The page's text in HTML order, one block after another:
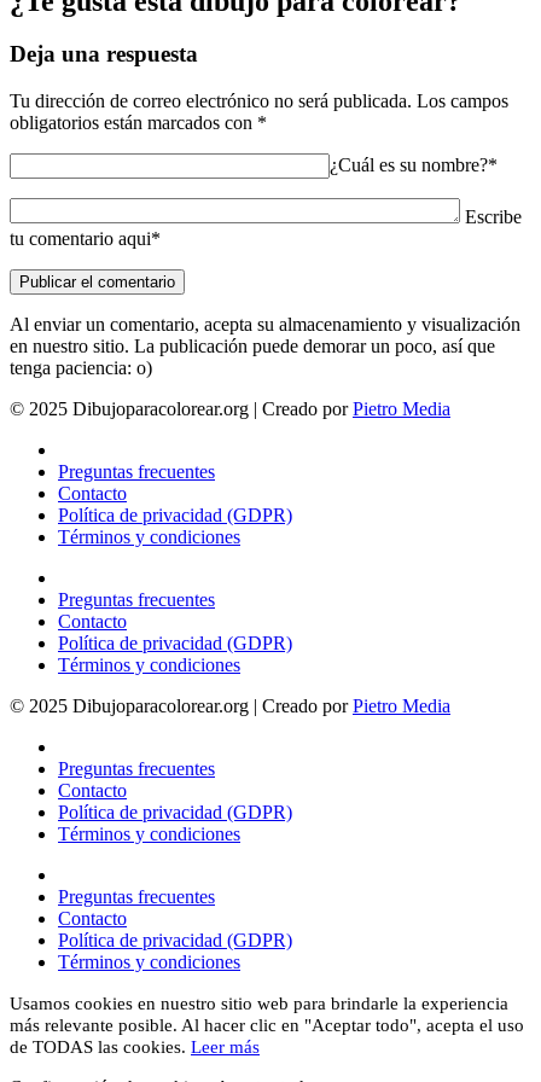
Deja una respuesta
Tu dirección de correo electrónico no será publicada. Los campos
obligatorios están marcados con *
¿Cuál es su nombre?*
Escribe
tu comentario aqui*
Al enviar un comentario, acepta su almacenamiento y visualización
en nuestro sitio. La publicación puede demorar un poco, así que
tenga paciencia: o)
© 2025 Dibujoparacolorear.org | Creado porPietro Media
Preguntas frecuentes
Contacto
Política de privacidad (GDPR)
Términos y condiciones
Preguntas frecuentes
Contacto
Política de privacidad (GDPR)
Términos y condiciones
© 2025 Dibujoparacolorear.org | Creado porPietro Media
Preguntas frecuentes
Contacto
Política de privacidad (GDPR)
Términos y condiciones
Preguntas frecuentes
Contacto
Política de privacidad (GDPR)
Términos y condiciones
Usamos cookies en nuestro sitio web para brindarle la experiencia
más relevante posible. Al hacer clic en "Aceptar todo", acepta el uso
de TODAS las cookies. Leer más